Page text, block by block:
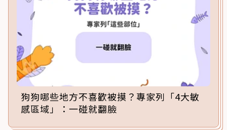
狗狗哪些地方不喜歡被摸？專家列「4大敏
感區域」：一碰就翻臉